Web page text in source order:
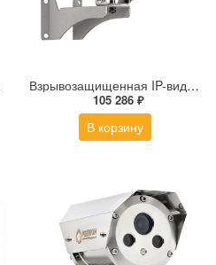
Взрывозащищенная IP-видеокамера Релион Релион-Exd-Н-100-ИК-IP5Мп2.7-13.5Z-PoE-SD-МК-TR
105 286 ₽
В корзину